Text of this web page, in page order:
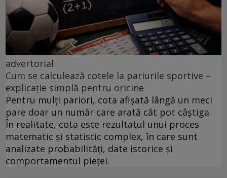
advertorial
Cum se calculează cotele la pariurile sportive –
explicație simplă pentru oricine
Pentru mulți pariori, cota afișată lângă un meci
pare doar un număr care arată cât pot câștiga.
În realitate, cota este rezultatul unui proces
matematic și statistic complex, în care sunt
analizate probabilități, date istorice și
comportamentul pieței.